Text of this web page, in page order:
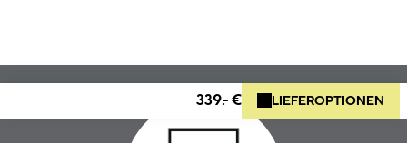
339.- € LIEFEROPTIONEN